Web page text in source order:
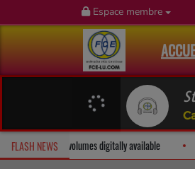
Espace membre
FLASH NEWSThe Art of Music: All 12 volumes digitally